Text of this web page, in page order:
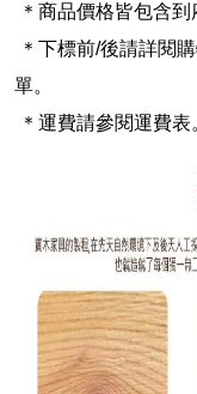
＊商品價格皆包含到
＊下標前/後請詳閱
單。
＊運費請參閱運費表